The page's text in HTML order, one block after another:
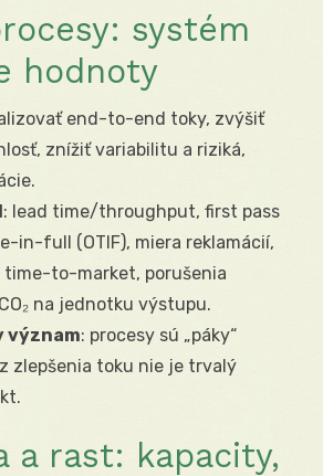
systém
hodnoty
end-to-end toky, zvýšiť
znížiť variabilitu a riziká,
: lead time/throughput, first pass
in-full (OTIF), miera reklamácií,
time-to-market, porušenia
na jednotku výstupu.
význam: procesy sú „páky“
zlepšenia toku nie je trvalý
a rast: kapacity,